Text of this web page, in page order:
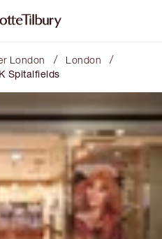
London / London /
Spitalfields